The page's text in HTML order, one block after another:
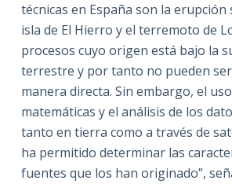
técnicas en España son la
isla de El Hierro y el terremoto de
procesos cuyo origen está bajo la
terrestre y por tanto no pueden
manera directa. Sin embargo, el
matemáticas y el análisis de los
tanto en tierra como a través de
ha permitido determinar las
fuentes que los han originado”,